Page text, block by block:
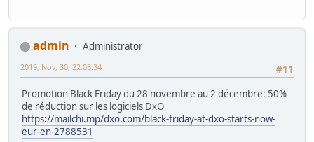
admin
Administrator
#11
2019, Nov, 30, 22:03:34
Promotion Black Friday du 28 novembre au 2 décembre: 50%
de réduction sur les logiciels DxO
https://mailchi.mp/dxo.com/black-friday-at-dxo-starts-now-
eur-en-2788531